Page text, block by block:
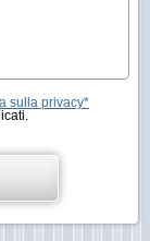
sulla privacy*